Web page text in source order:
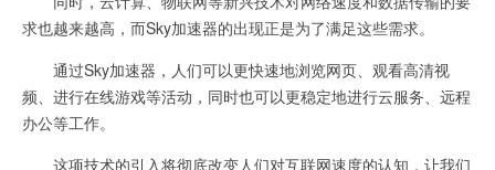
求也越来越高，而Sky加速器的出现正是为了满足这些需求。
通过Sky加速器，人们可以更快速地浏览网页、观看高清视
频、进行在线游戏等活动，同时也可以更稳定地进行云服务、远程
办公等工作。
这项技术的引入将彻底改变人们对互联网速度的认知，让我们